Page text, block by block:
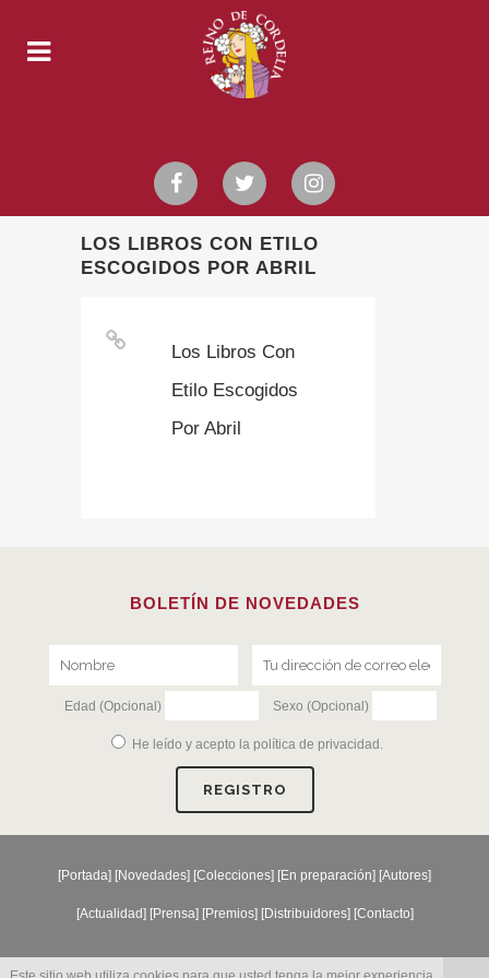
LOS LIBROS CON ETILO
ESCOGIDOS POR ABRIL
Los Libros Con
Etilo Escogidos
Por Abril
BOLETÍN DE NOVEDADES
Edad (Opcional) Sexo (Opcional)
He leído y acepto la política de privacidad .
[Portada] [Novedades] [Colecciones] [En preparación] [Autores]
[Actualidad] [Prensa] [Premios] [Distribuidores] [Contacto]